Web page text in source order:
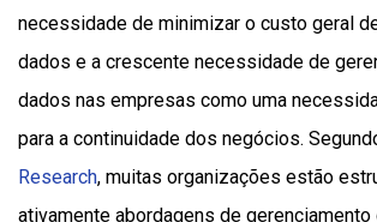
necessidade de minimizar o custo geral
dados e a crescente necessidade de
dados nas empresas como uma
para a continuidade dos negócios.
Research, muitas organizações estão
ativamente abordagens de